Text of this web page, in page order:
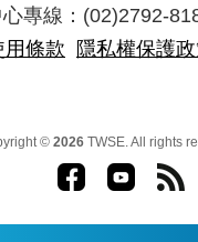
專線：(02)2792-
用條款 隱私權保護
© 2026TWSE. All rights